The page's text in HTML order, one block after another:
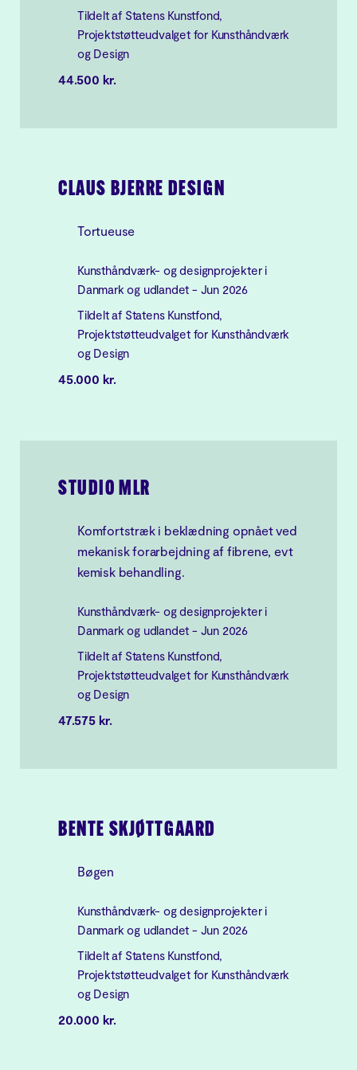
Tildelt af Statens Kunstfond,
Projektstøtteudvalget for Kunsthåndværk
og Design
44.500 kr.
CLAUS BJERRE DESIGN
Tortueuse
Kunsthåndværk- og designprojekter i
Danmark og udlandet - Jun 2026
Tildelt af Statens Kunstfond,
Projektstøtteudvalget for Kunsthåndværk
og Design
45.000 kr.
STUDIO MLR
Komfortstræk i beklædning opnået ved
mekanisk forarbejdning af fibrene, evt
kemisk behandling.
Kunsthåndværk- og designprojekter i
Danmark og udlandet - Jun 2026
Tildelt af Statens Kunstfond,
Projektstøtteudvalget for Kunsthåndværk
og Design
47.575 kr.
BENTE SKJØTTGAARD
Bøgen
Kunsthåndværk- og designprojekter i
Danmark og udlandet - Jun 2026
Tildelt af Statens Kunstfond,
Projektstøtteudvalget for Kunsthåndværk
og Design
20.000 kr.